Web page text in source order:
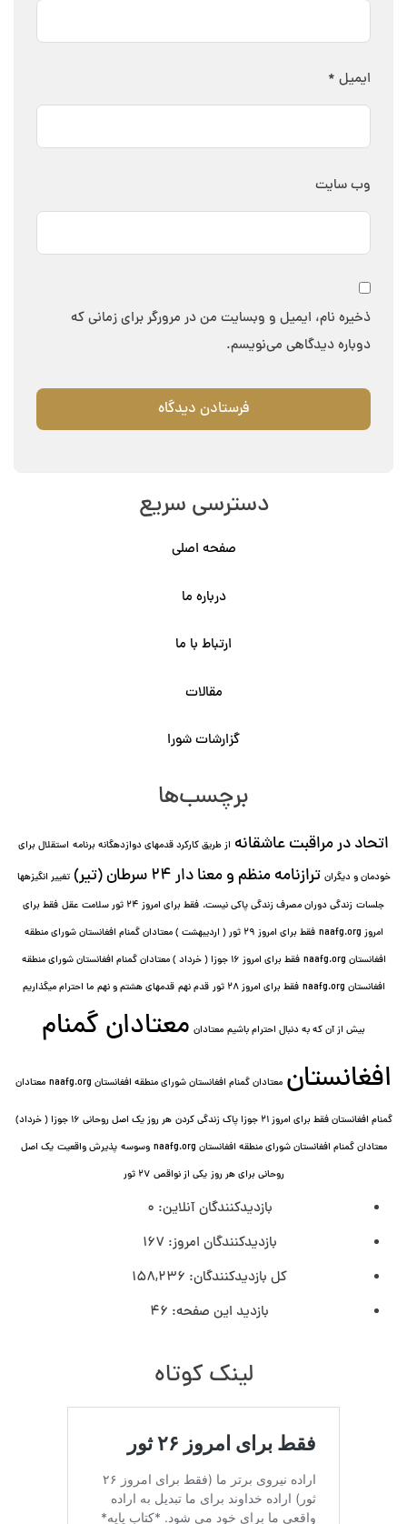
ایمیل *
وب‌ سایت
ذخیره نام، ایمیل و وبسایت من در مرورگر برای زمانی که
دوباره دیدگاهی می‌نویسم.
دسترسی سریع
صفحه اصلی
درباره ما
ارتباط با ما
مقالات
گزارشات شورا
برچسب‌ها
اتحاد در مراقبت عاشقانه از طریق کارکرد قدمهای دوازده⁯گانه برنامه استقلال برای
خودمان و دیگران ترازنامه منظم و معنا دار ٢۴ سرطان (تیر)
تغییر انگیزه⁯ها
جلسات زندگی دوران مصرف زندگی پاکی نیست. فقط برای امروز 24 ثور سلامت عقل
فقط برای
امروز naafg.org
فقط برای امروز ٢٩ ثور ( اردیبهشت ) معتادان گمنام افغانستان شورای منطقه
افغانستان naafg.org
فقط برای امروز ۱۶ جوزا ( خرداد ) معتادان گمنام افغانستان شورای منطقه
افغانستان naafg.org
فقط برای امروز ۲۸ ثور قدم نهم قدمهای هشتم و نهم ما احترام میگذاریم
بیش از آن که به دنبال احترام باشیم معتادان معتادان گمنام
افغانستان معتادان گمنام افغانستان شورای منطقه افغانستان naafg.org معتادان
گمنام افغانستان فقط برای امروز ۲۱ جوزا پاک زندگی کردن
هر روز یک اصل روحانی ۱۶ جوزا ( خرداد)
معتادان گمنام افغانستان شورای منطقه افغانستان naafg.org
وسوسه پذيرش واقعیت یک اصل
روحانی برای هر روز یکی از نواقص ۲۷ ثور
بازدیدکنندگان آنلاین: 0
بازدیدکنندگان امروز: 167
کل بازدیدکنند‌گان: 158,236
بازدید این صفحه: 46
لینک کوتاه